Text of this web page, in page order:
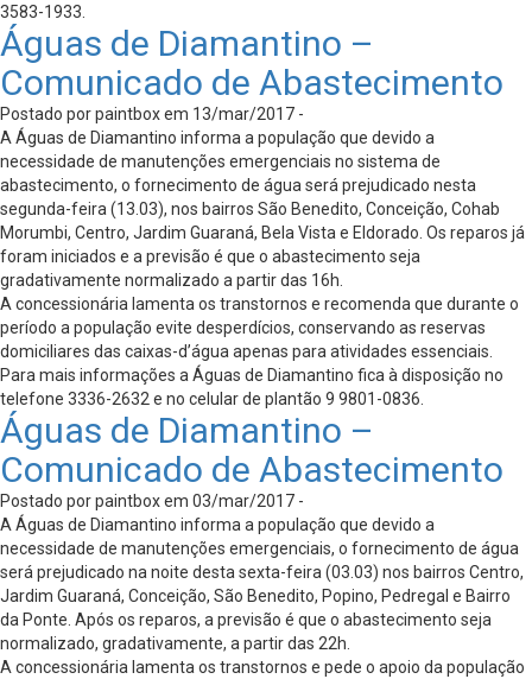
3583-1933.
Águas de Diamantino –
Comunicado de Abastecimento
Postado por paintbox em 13/mar/2017 -
A Águas de Diamantino informa a população que devido a
necessidade de manutenções emergenciais no sistema de
abastecimento, o fornecimento de água será prejudicado nesta
segunda-feira (13.03), nos bairros São Benedito, Conceição, Cohab
Morumbi, Centro, Jardim Guaraná, Bela Vista e Eldorado. Os reparos já
foram iniciados e a previsão é que o abastecimento seja
gradativamente normalizado a partir das 16h.
A concessionária lamenta os transtornos e recomenda que durante o
período a população evite desperdícios, conservando as reservas
domiciliares das caixas-d’água apenas para atividades essenciais.
Para mais informações a Águas de Diamantino fica à disposição no
telefone 3336-2632 e no celular de plantão 9 9801-0836.
Águas de Diamantino –
Comunicado de Abastecimento
Postado por paintbox em 03/mar/2017 -
A Águas de Diamantino informa a população que devido a
necessidade de manutenções emergenciais, o fornecimento de água
será prejudicado na noite desta sexta-feira (03.03) nos bairros Centro,
Jardim Guaraná, Conceição, São Benedito, Popino, Pedregal e Bairro
da Ponte. Após os reparos, a previsão é que o abastecimento seja
normalizado, gradativamente, a partir das 22h.
A concessionária lamenta os transtornos e pede o apoio da população